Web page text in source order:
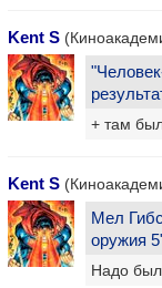
Kent S
+ там
Kent S
Мел
оружия
Надо